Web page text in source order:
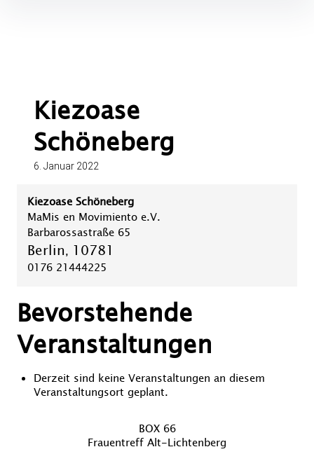
Kiezoase
Schöneberg
6. Januar 2022
Kiezoase Schöneberg
MaMis en Movimiento e.V.
Barbarossastraße 65
Berlin, 10781
0176 21444225
Bevorstehende
Veranstaltungen
Derzeit sind keine Veranstaltungen an diesem
Veranstaltungsort geplant.
Beitragsnavigation
Vorheriger
Beitrag
BOX 66
Nächster
Frauentreff Alt-Lichtenberg